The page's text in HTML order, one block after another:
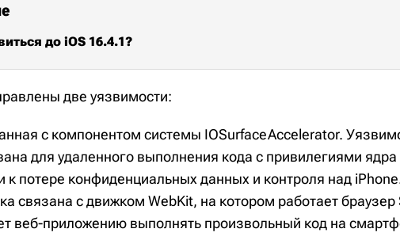
до iOS 16.4.1?
две уязвимости:
с компонентом системы IOSurfaceAccelerator.
для удаленного выполнения кода с привилегиями ядра
к потере конфиденциальных данных и контроля над
связана с движком WebKit, на котором работает браузер
веб-приложению выполнять произвольный код на